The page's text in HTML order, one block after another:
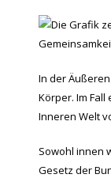
In der
Körper. Im
Inneren Welt
Sowohl innen
Gesetz der